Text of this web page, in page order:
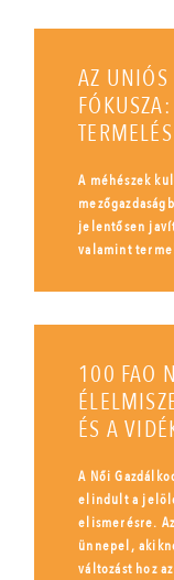
AZ UNIÓS
FÓKUSZA:
TERMELÉS
A méhészek
jelentősen
valamint
100 FAO
ÉS A
A Női
elindult a
elismerésre.
ünnepel,
változást hoz